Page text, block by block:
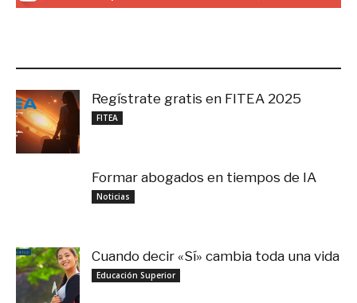
Regístrate gratis en FITEA 2025
FITEA
Formar abogados en tiempos de IA
Noticias
Cuando decir «Sí» cambia toda una vida
Educación Superior